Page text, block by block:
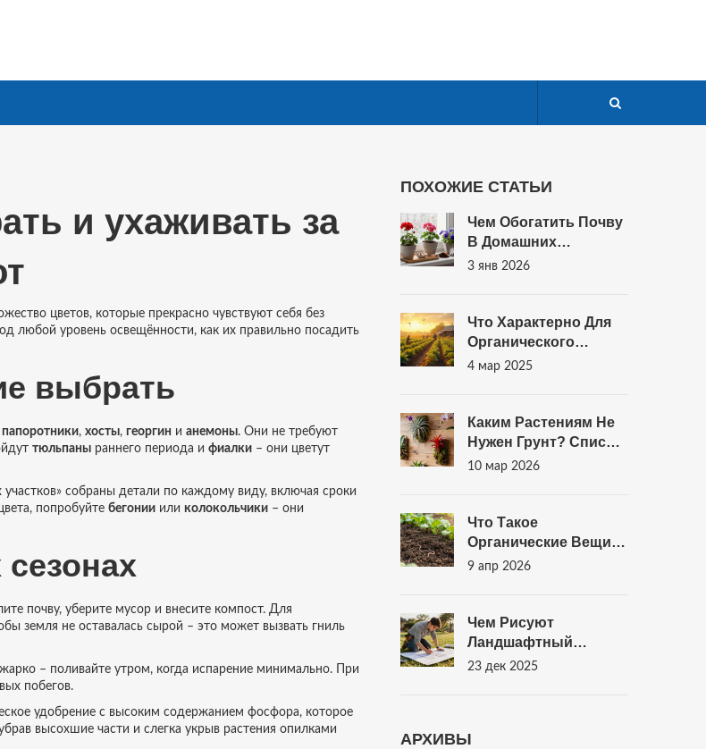
и ухаживать за
цветов, которые прекрасно чувствуют себя без
любой уровень освещённости, как их правильно посадить
выбрать
папоротники, хосты, георгин и анемоны. Они не требуют
тюльпаны раннего периода и фиалки – они цветут
собраны детали по каждому виду, включая сроки
попробуйте бегонии или колокольчики – они
почву, уберите мусор и внесите компост. Для
земля не оставалась сырой – это может вызвать гниль
– поливайте утром, когда испарение минимально. При
побегов.
удобрение с высоким содержанием фосфора, которое
высохшие части и слегка укрыв растения опилками
ПОХОЖИЕ СТАТЬИ
Чем Обогатить Почву
В Домашних
Условиях:
Здоровых Цветов
3 янв 2026
Что Характерно Для
Органического
Сельского
4 мар 2025
Каким Растениям Не
Нужен Грунт? Список
Декоративных
10 мар 2026
Что Такое
Органические Вещи В
Саду: Полный Гид По
9 апр 2026
Чем Рисуют
Ландшафтный
Дизайн: Инструменты
23 дек 2025
АРХИВЫ